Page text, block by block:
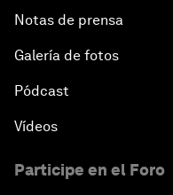
Notas de prensa
Galería de fotos
Pódcast
Vídeos
Participe en el Foro